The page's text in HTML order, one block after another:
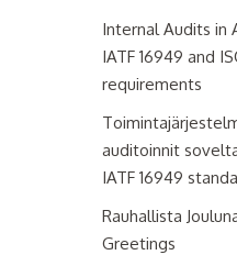
Internal Audits in
IATF 16949 and
requirements
auditoinnit
IATF 16949
Rauhallista
Greetings